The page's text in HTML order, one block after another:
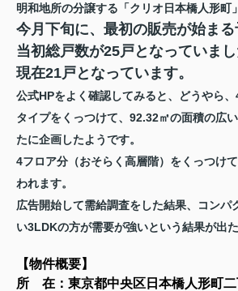
明和地所の分譲する「クリオ日本橋人形町
今月下旬に、最初の販売が始まる
当初総戸数が25戸となっていま
現在21戸となっています。
公式HPをよく確認してみると、どうやら
タイプをくっつけて、92.32㎡の面積の広
たに企画したようです。
4フロア分（おそらく高層階）をくっつけ
われます。
広告開始して需給調査をした結果、コンパ
い3LDKの方が需要が強いという結果が出た
【物件概要】
所 在：東京都中央区日本橋人形町